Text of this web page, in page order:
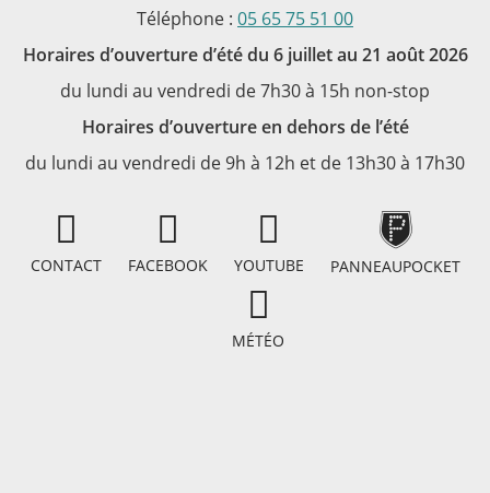
Téléphone : 05 65 75 51 00
Horaires d’ouverture d’été du 6 juillet au 21 août 2026
du lundi au vendredi de 7h30 à 15h non-stop
Horaires d’ouverture en dehors de l’été
du lundi au vendredi de 9h à 12h et de 13h30 à 17h30
CONTACT FACEBOOK YOUTUBE PANNEAUPOCKET
MÉTÉO